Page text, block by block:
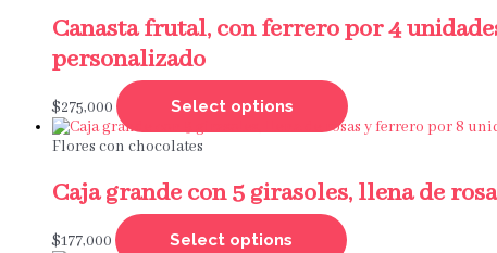
Canasta frutal, con ferrero por 4
personalizado
$275,000 Select options
Flores con chocolates
Caja grande con 5 girasoles, llena de
$177,000 Select options